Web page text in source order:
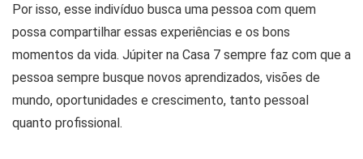
Por isso, esse indivíduo busca uma pessoa com quem
possa compartilhar essas experiências e os bons
momentos da vida. Júpiter na Casa 7 sempre faz com que a
pessoa sempre busque novos aprendizados, visões de
mundo, oportunidades e crescimento, tanto pessoal
quanto profissional.